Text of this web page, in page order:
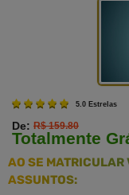
5.0 Estrelas
De: R$ 159.80
Totalmente
AO SE MATRICULAR
ASSUNTOS: